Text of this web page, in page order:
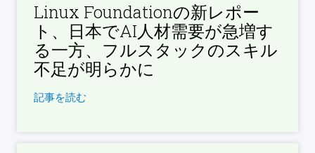
Linux Foundationの新レポー
ト、日本でAI人材需要が急増す
る一方、フルスタックのスキル
不足が明らかに
記事を読む